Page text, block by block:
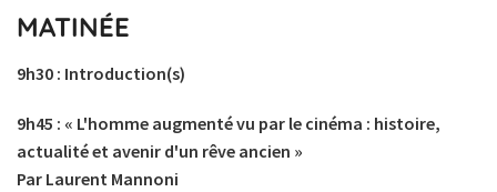
MATINÉE
9h30 : Introduction(s)
9h45 : « L'homme augmenté vu par le cinéma : histoire,
actualité et avenir d'un rêve ancien »
Par Laurent Mannoni